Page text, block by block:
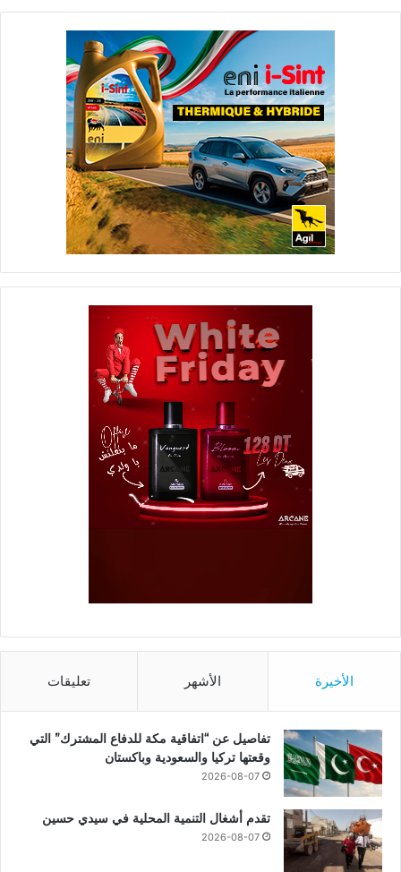
الأخيرة الأشهر تعليقات
تفاصيل عن “اتفاقية مكة للدفاع المشترك” التي
وقعتها تركيا والسعودية وباكستان
2026-08-07
تقدم أشغال التنمية المحلية في سيدي حسين
2026-08-07